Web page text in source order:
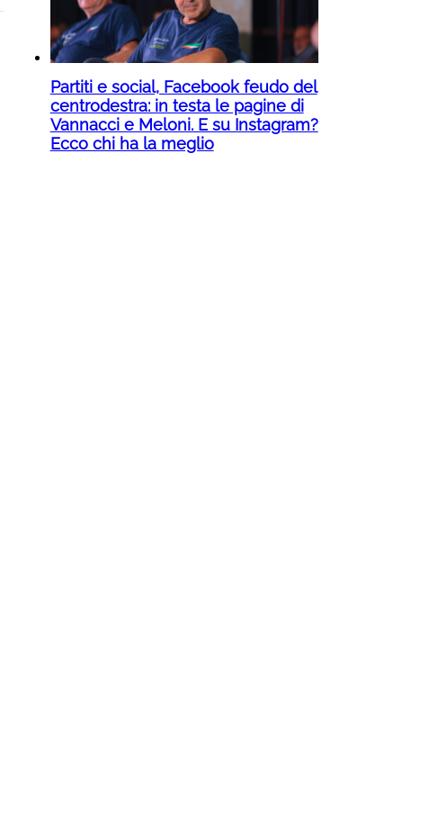
Partiti e social, Facebook feudo del
centrodestra: in testa le pagine di
Vannacci e Meloni. E su Instagram?
Ecco chi ha la meglio